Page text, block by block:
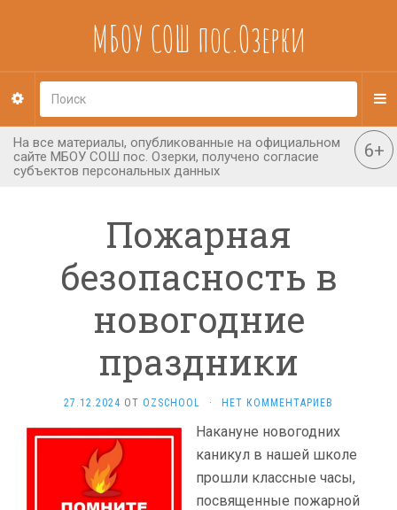
МБОУ СОШ пос.Озерки
Пожарная
безопасность в
новогодние
праздники
27.12.2024 ОТ OZSCHOOL · НЕТ КОММЕНТАРИЕВ
Накануне новогодних
каникул в нашей школе
прошли классные часы,
посвященные пожарной